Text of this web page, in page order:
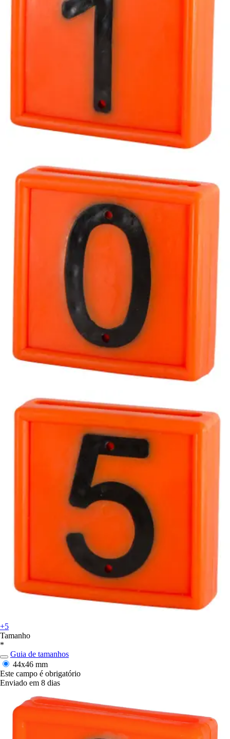
+5
Tamanho
*
Guia de tamanhos
44x46 mm
Este campo é obrigatório
Enviado em 8 dias